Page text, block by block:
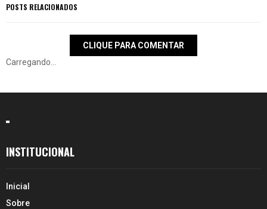
POSTS RELACIONADOS
CLIQUE PARA COMENTAR
Carregando...
INSTITUCIONAL
Inicial
Sobre